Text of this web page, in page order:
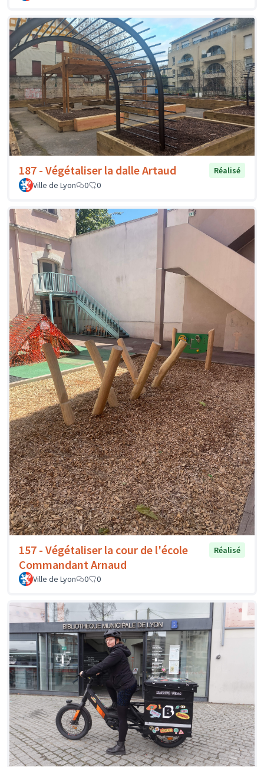
187 - Végétaliser la dalle Artaud
Réalisé
Ville de Lyon
0 0
157 - Végétaliser la cour de l'école
Commandant Arnaud
Réalisé
Ville de Lyon 0 0